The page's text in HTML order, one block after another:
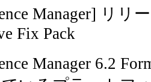
Manager] リリ
Fix Pack
Manager 6.2